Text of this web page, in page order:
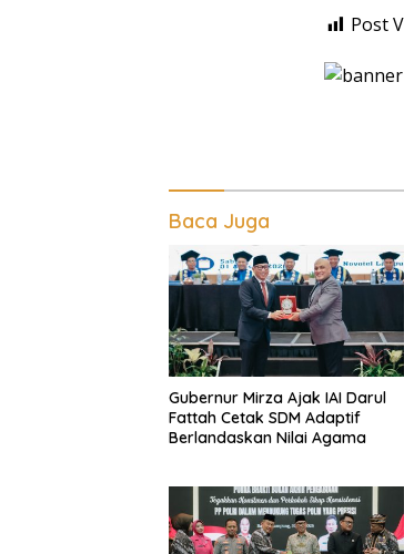
Post
Baca Juga
Gubernur Mirza Ajak IAI Darul
Fattah Cetak SDM Adaptif
Berlandaskan Nilai Agama